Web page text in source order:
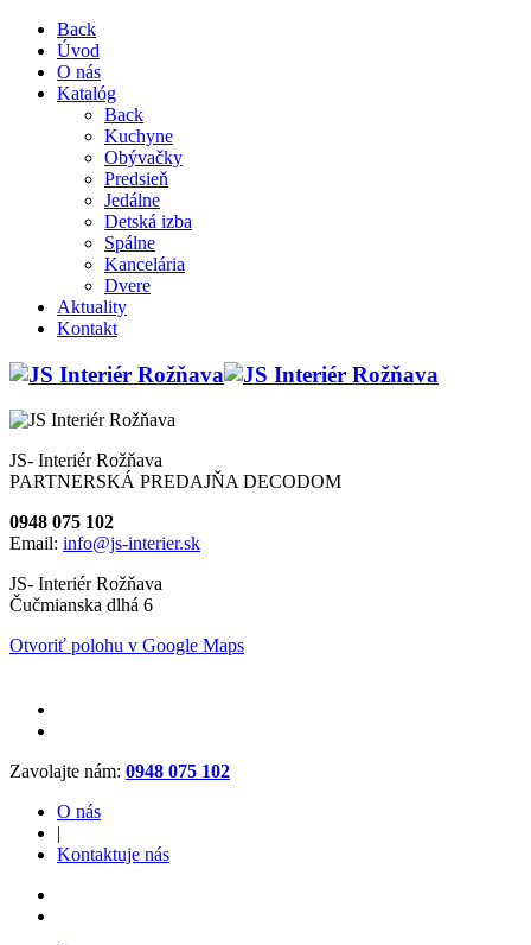
Back
Úvod
O nás
Katalóg
Back
Kuchyne
Obývačky
Predsieň
Jedálne
Detská izba
Spálne
Kancelária
Dvere
Aktuality
Kontakt
JS- Interiér Rožňava
PARTNERSKÁ PREDAJŇA DECODOM
0948 075 102
Email: info@js-interier.sk
JS- Interiér Rožňava
Čučmianska dlhá 6
Otvoriť polohu v Google Maps
Zavolajte nám: 0948 075 102
O nás
|
Kontaktuje nás